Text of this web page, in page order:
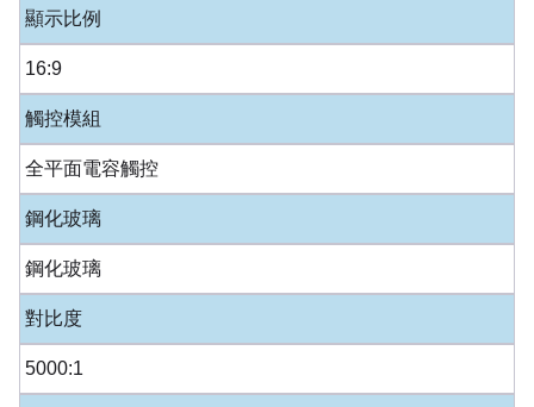
顯示比例
16:9
觸控模組
全平面電容觸控
鋼化玻璃
鋼化玻璃
對比度
5000:1